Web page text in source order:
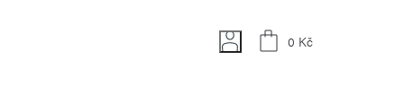
Nákupní
0 Kč